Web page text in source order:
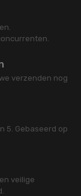
verzenden nog
5. Gebaseerd op
veilige